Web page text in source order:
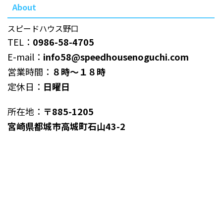
About
スピードハウス野口
TEL： 0986-58-4705
E-mail： info58@speedhousenoguchi.com
営業時間： ８時～１８時
定休日： 日曜日
所在地： 〒885-1205
宮崎県都城市高城町石山43-2